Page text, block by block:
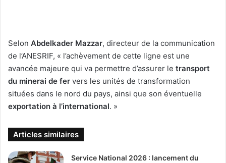
Selon Abdelkader Mazzar, directeur de la communication
de l’ANESRIF, « l’achèvement de cette ligne est une
avancée majeure qui va permettre d’assurer le transport
du minerai de fer vers les unités de transformation
situées dans le nord du pays, ainsi que son éventuelle
exportation à l’international. »
Articles similaires
Service National 2026 : lancement du